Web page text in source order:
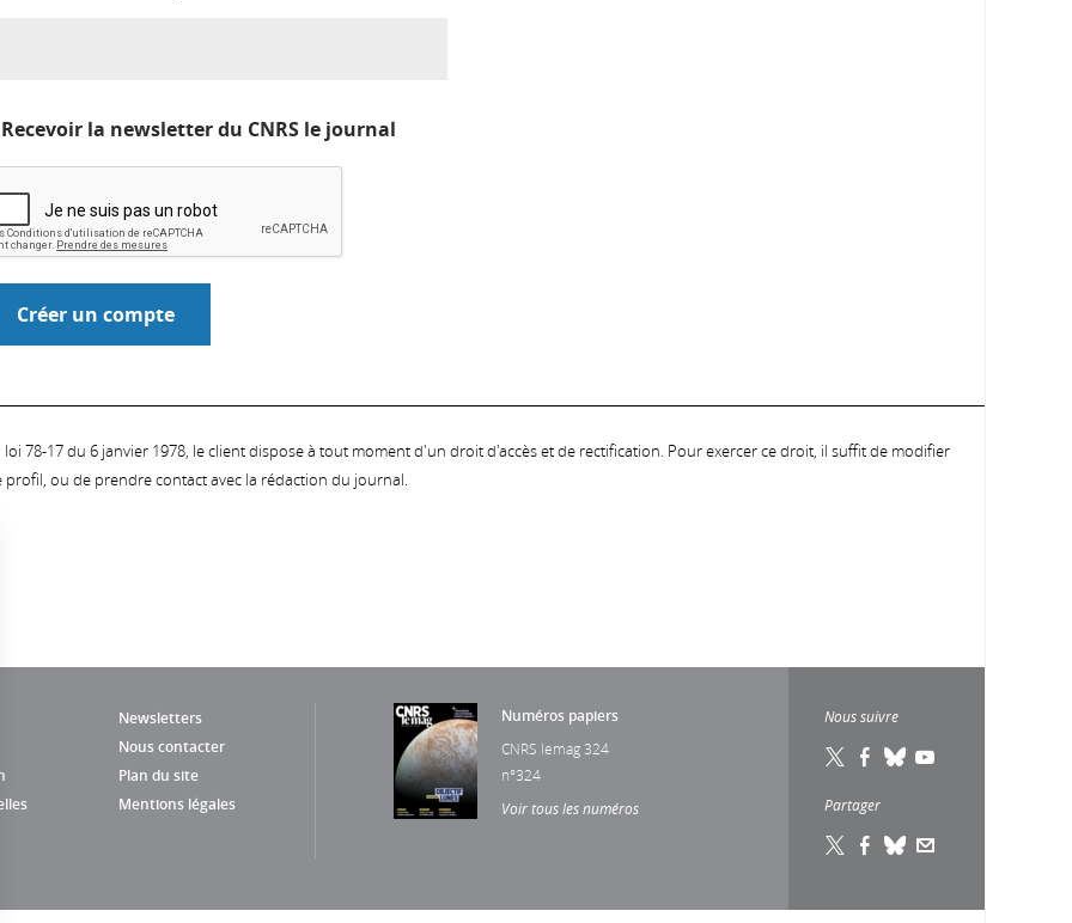
Recevoir la newsletter du CNRS le journal
78-17 du 6 janvier 1978, le client dispose à tout moment d'un droit d'accès et de rectification. Pour exercer ce droit, il suffit de modifier
ou de prendre contact avec la rédaction du journal.
Newsletters
Nous contacter
Plan du site
Mentions légales
Numéros papiers
CNRS lemag 324
n°324
Voir tous les numéros
Nous suivre
Partager